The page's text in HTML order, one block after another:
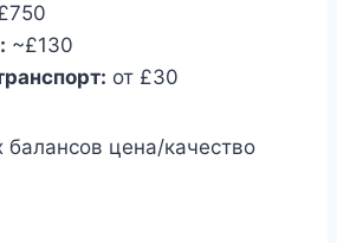
~£130
от £30
цена/качество